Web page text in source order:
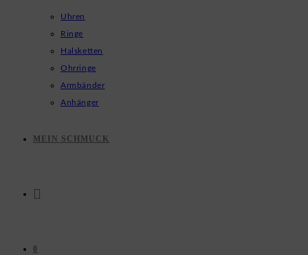
Uhren
Ringe
Halsketten
Ohrringe
Armbänder
Anhänger
MEIN SCHMUCK
0